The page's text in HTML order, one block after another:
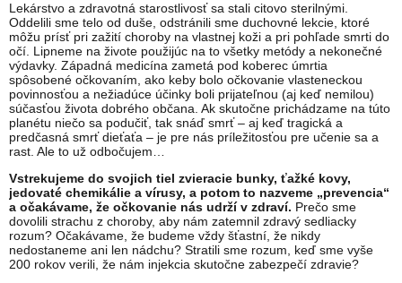
Lekárstvo a zdravotná starostlivosť sa stali citovo sterilnými.
Oddelili sme telo od duše, odstránili sme duchovné lekcie, ktoré
môžu prísť pri zažití choroby na vlastnej koži a pri pohľade smrti do
očí. Lipneme na živote použijúc na to všetky metódy a nekonečné
výdavky. Západná medicína zametá pod koberec úmrtia
spôsobené očkovaním, ako keby bolo očkovanie vlasteneckou
povinnosťou a nežiadúce účinky boli prijateľnou (aj keď nemilou)
súčasťou života dobrého občana. Ak skutočne prichádzame na túto
planétu niečo sa podučiť, tak snáď smrť – aj keď tragická a
predčasná smrť dieťaťa – je pre nás príležitosťou pre učenie sa a
rast. Ale to už odbočujem…
Vstrekujeme do svojich tiel zvieracie bunky, ťažké kovy,
jedovaté chemikálie a vírusy, a potom to nazveme „prevencia“
a očakávame, že očkovanie nás udrží v zdraví. Prečo sme
dovolili strachu z choroby, aby nám zatemnil zdravý sedliacky
rozum? Očakávame, že budeme vždy šťastní, že nikdy
nedostaneme ani len nádchu? Stratili sme rozum, keď sme vyše
200 rokov verili, že nám injekcia skutočne zabezpečí zdravie?